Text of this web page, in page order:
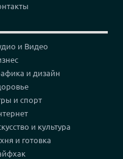
и Видео
и дизайн
и спорт
и культура
и готовка